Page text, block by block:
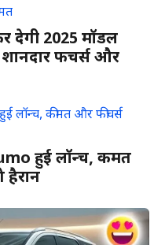
देगी 2025 मॉडल
फीचर्स और
हुई लॉन्च, कीमत
हैरान